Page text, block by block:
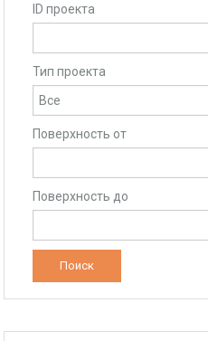
ID проекта
Тип проекта
Поверхность от
Поверхность до